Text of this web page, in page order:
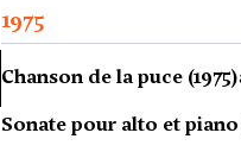
1975
Chanson de la puce (1975)
Sonate pour alto et piano